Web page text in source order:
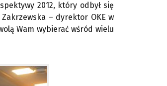
2012, który odbył się
– dyrektor OKE w
Wam wybierać wśród wielu